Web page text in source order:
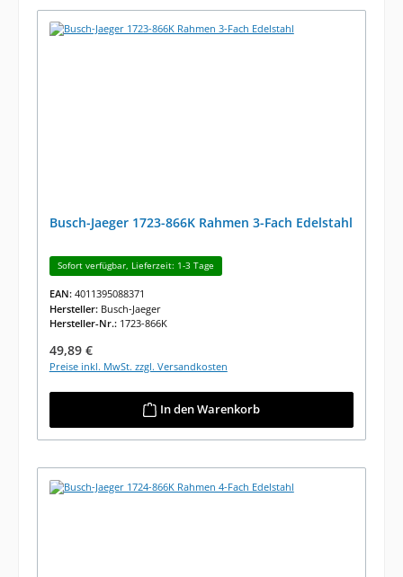
Busch-Jaeger 1723-866K Rahmen 3-Fach Edelstahl
Sofort verfügbar, Lieferzeit: 1-3 Tage
EAN: 4011395088371
Hersteller: Busch-Jaeger
Hersteller-Nr.: 1723-866K
Regulärer Preis:
49,89 €
Preise inkl. MwSt. zzgl. Versandkosten
In den Warenkorb